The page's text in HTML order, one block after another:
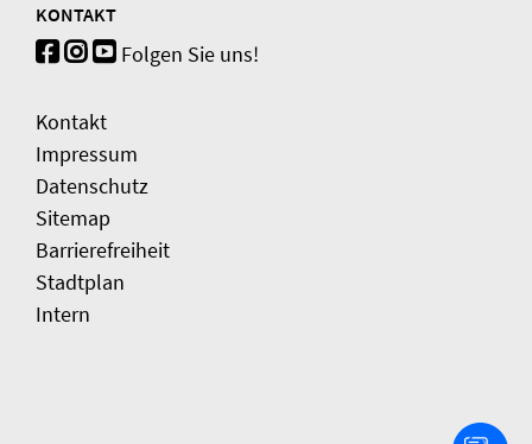
KONTAKT
Folgen Sie uns!
Kontakt
Impressum
Datenschutz
Sitemap
Barrierefreiheit
Stadtplan
Intern